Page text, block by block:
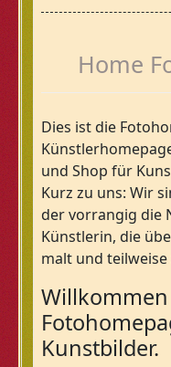
Home
Dies ist die
und Shop für
Kurz zu uns: Wir
der vorrangig die
Künstlerin, die
malt und
Kunstbilder.